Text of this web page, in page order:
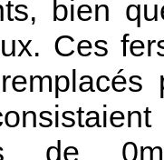
bien
Ces
de 0m